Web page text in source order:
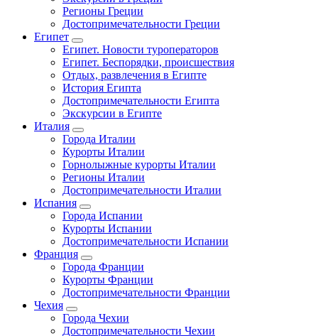
Регионы Греции
Достопримечательности Греции
Египет
Египет. Новости туроператоров
Египет. Беспорядки, происшествия
Отдых, развлечения в Египте
История Египта
Достопримечательности Египта
Экскурсии в Египте
Италия
Города Италии
Курорты Италии
Горнолыжные курорты Италии
Регионы Италии
Достопримечательности Италии
Испания
Города Испании
Курорты Испании
Достопримечательности Испании
Франция
Города Франции
Курорты Франции
Достопримечательности Франции
Чехия
Города Чехии
Достопримечательности Чехии